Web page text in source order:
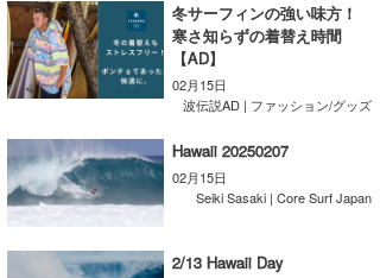
冬サーフィンの強い味方！
寒さ知らずの着替え時間
【AD】
02月15日
波伝説AD | ファッション/グッズ
Hawaii 20250207
02月15日
Seiki Sasaki | Core Surf Japan
2/13 Hawaii Day
mitz
OYZ
Soulman
waka☆=